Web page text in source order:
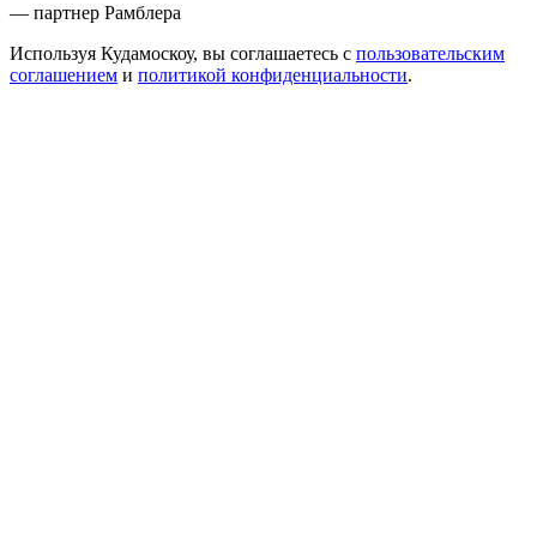
— партнер Рамблера
Используя Кудамоскоу, вы соглашаетесь с пользовательским
соглашением и политикой конфиденциальности.